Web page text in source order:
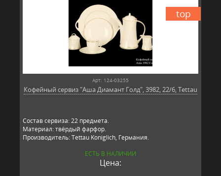
top
Арт: 124-03255
Кофейный сервиз "Аша Диамант Голд", 3982, 22/6, Tettau
Состав сервиза: 22 предмета.
Материал: твёрдый фарфор.
Производитель: Tettau Koniglich, Германия.
ЕСТЬ В НАЛИЧИИ
Цена: